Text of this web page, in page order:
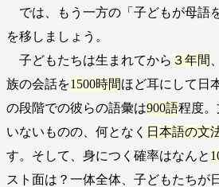
では、もう一方の「子どもが母語
を移しましょう。
子どもたちは生まれてから ３年間
族の会話を1500時間ほど耳にして日
の段階での彼らの語彙は900語程度
いないものの、何となく 日本語の文
す。そして、身につく確率はなんと
スト面は？一体全体、子どもたちが